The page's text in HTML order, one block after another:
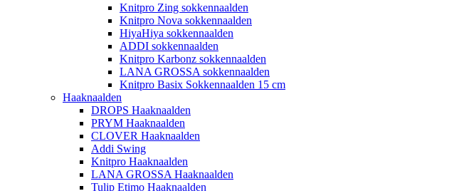
Knitpro Zing sokkennaalden
Knitpro Nova sokkennaalden
HiyaHiya sokkennaalden
ADDI sokkennaalden
Knitpro Karbonz sokkennaalden
LANA GROSSA sokkennaalden
Knitpro Basix Sokkennaalden 15 cm
Haaknaalden
DROPS Haaknaalden
PRYM Haaknaalden
CLOVER Haaknaalden
Addi Swing
Knitpro Haaknaalden
LANA GROSSA Haaknaalden
Tulip Etimo Haaknaalden